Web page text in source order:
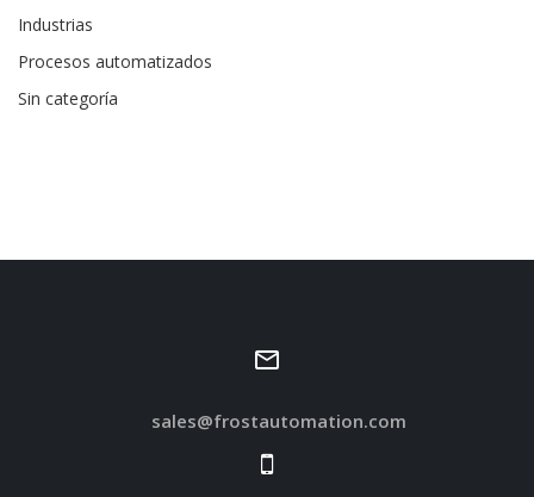
Industrias
Procesos automatizados
Sin categoría
sales@frostautomation.com